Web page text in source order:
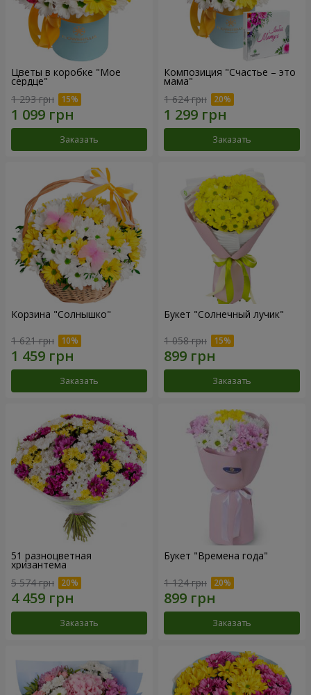
Цветы в коробке "Мое
сердце"
1 293 грн
Заказать
Композиция "Счастье – это
мама"
1 624 грн
Заказать
Корзина "Солнышко"
1 621 грн
Заказать
Букет "Солнечный лучик"
1 058 грн
Заказать
51 разноцветная
хризантема
5 574 грн
Заказать
Букет "Времена года"
1 124 грн
Заказать